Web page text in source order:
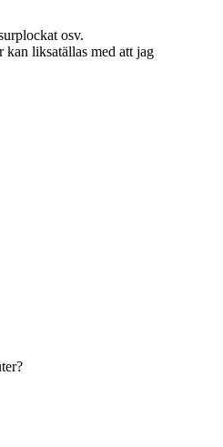
osv.
kan liksatällas med att jag